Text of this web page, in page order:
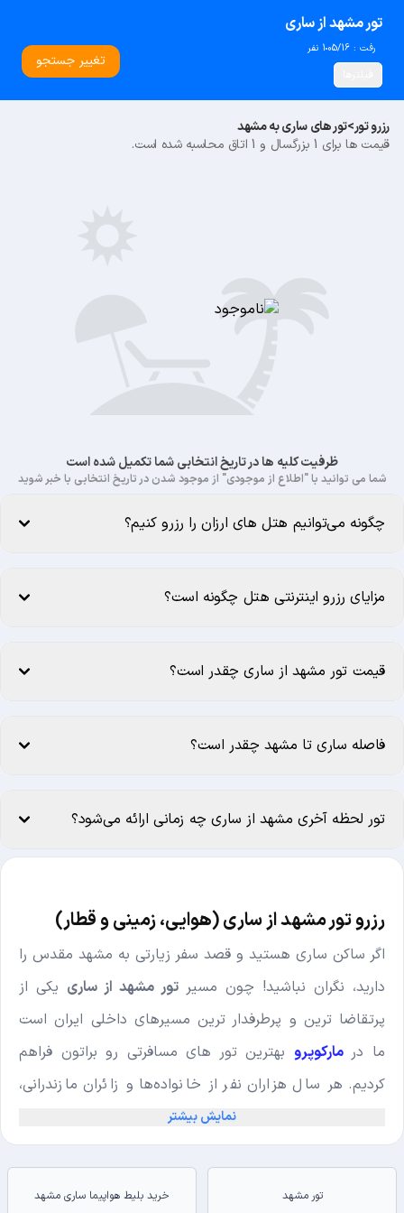
تور مشهد از ساری
رفت : 05/16 1 نفر
تغییر جستجو
رزرو تور>تور های ساری به مشهد
قیمت ها برای 1 بزرگسال و 1 اتاق محاسبه شده است.
ظرفیت کلیه ها در تاریخ انتخابی شما تکمیل شده است
شما می توانید با "اطلاع از موجودی" از موجود شدن در تاریخ انتخابی با خبر شوید
چگونه می‌توانیم هتل های ارزان را رزرو کنیم؟
مزایای رزرو اینترنتی هتل چگونه است؟
قیمت تور مشهد از ساری چقدر است؟
فاصله ساری تا مشهد چقدر است؟
تور لحظه آخری مشهد از ساری چه زمانی ارائه می‌شود؟
رزرو تور مشهد از ساری (هوایی، زمینی و قطار)
اگر ساکن ساری هستید و قصد سفر زیارتی به مشهد مقدس را
دارید، نگران نباشید! چون مسیرتور مشهد از ساری یکی از
پرتقاضا ترین و پرطرفدار ترین مسیرهای داخلی ایران است
ما درمارکوپرو بهترین تور های مسافرتی رو براتون فراهم
کردیم. هر سال هزاران نفر از خانواده‌ها و زائران مازندرانی،
راهی شهر امام رضا (ع) می‌شوند تا هم زیارتی آرام‌بخش
داشته باشند و هم از جاذبه‌های فرهنگی و تاریخی مشهد لذت
نمایش بیشتر
تور مشهد خرید بلیط هواپیما ساری مشهد